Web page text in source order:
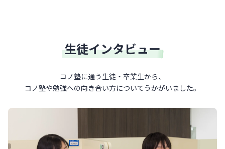
生徒インタビュー
コノ塾に通う生徒・卒業生から、
コノ塾や勉強への向き合い方について うかがいました。